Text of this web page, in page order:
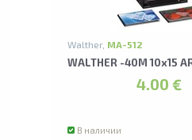
KRĀSAS ASORTI HOLIDAY ALBUMS
Walther, MA-512
WALTHER -40M 10x15
4.00 €
В наличии